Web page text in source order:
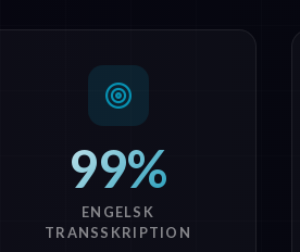
99%
ENGELSK
TRANSSKRIPTION